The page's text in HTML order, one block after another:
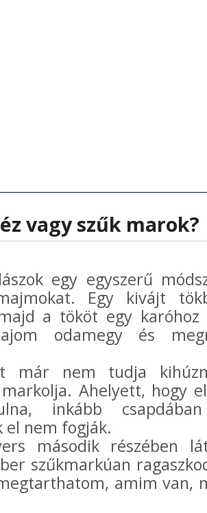
vagy szűk marok?
egy egyszerű
Egy kivájt
a tököt egy
odamegy és
már nem tudja
Ahelyett, hogy
inkább
el nem fogják.
második részében
szűkmarkúan
amim van,